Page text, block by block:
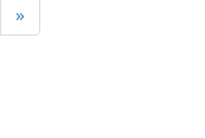
»